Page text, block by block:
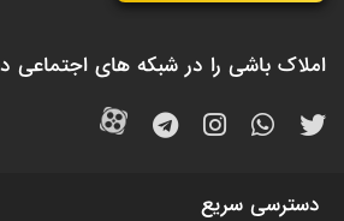
املاک باشی را در شبکه های اجتماعی
دسترسی سریع